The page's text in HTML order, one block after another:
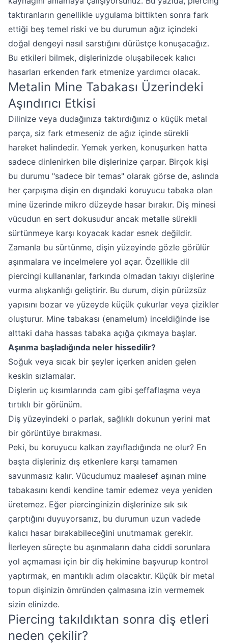
taktıranların genellikle uygulama bittikten sonra fark
ettiği beş temel riski ve bu durumun ağız içindeki
doğal dengeyi nasıl sarstığını dürüstçe konuşacağız.
Bu etkileri bilmek, dişlerinizde oluşabilecek kalıcı
hasarları erkenden fark etmenize yardımcı olacak.
Metalin Mine Tabakası Üzerindeki
Aşındırıcı Etkisi
Dilinize veya dudağınıza taktırdığınız o küçük metal
parça, siz fark etmeseniz de ağız içinde sürekli
hareket halindedir. Yemek yerken, konuşurken hatta
sadece dinlenirken bile dişlerinize çarpar. Birçok kişi
bu durumu "sadece bir temas" olarak görse de, aslında
her çarpışma dişin en dışındaki koruyucu tabaka olan
mine üzerinde mikro düzeyde hasar bırakır. Diş minesi
vücudun en sert dokusudur ancak metalle sürekli
sürtünmeye karşı koyacak kadar esnek değildir.
Zamanla bu sürtünme, dişin yüzeyinde gözle görülür
aşınmalara ve incelmelere yol açar. Özellikle dil
piercingi kullananlar, farkında olmadan takıyı dişlerine
vurma alışkanlığı geliştirir. Bu durum, dişin pürüzsüz
yapısını bozar ve yüzeyde küçük çukurlar veya çizikler
oluşturur. Mine tabakası (enamelum) inceldiğinde ise
alttaki daha hassas tabaka açığa çıkmaya başlar.
Aşınma başladığında neler hissedilir?
Soğuk veya sıcak bir şeyler içerken aniden gelen
keskin sızlamalar.
Dişlerin uç kısımlarında cam gibi şeffaflaşma veya
tırtıklı bir görünüm.
Diş yüzeyindeki o parlak, sağlıklı dokunun yerini mat
bir görüntüye bırakması.
Peki, bu koruyucu kalkan zayıfladığında ne olur? En
başta dişleriniz dış etkenlere karşı tamamen
savunmasız kalır. Vücudumuz maalesef aşınan mine
tabakasını kendi kendine tamir edemez veya yeniden
üretemez. Eğer piercinginizin dişlerinize sık sık
çarptığını duyuyorsanız, bu durumun uzun vadede
kalıcı hasar bırakabileceğini unutmamak gerekir.
İlerleyen süreçte bu aşınmaların daha ciddi sorunlara
yol açmaması için bir diş hekimine başvurup kontrol
yaptırmak, en mantıklı adım olacaktır. Küçük bir metal
topun dişinizin ömründen çalmasına izin vermemek
sizin elinizde.
Piercing takıldıktan sonra diş etleri
neden çekilir?